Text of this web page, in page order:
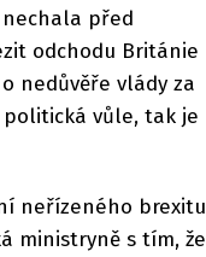
před
odchodu Británie
nedůvěře vlády za
politická vůle, tak je
neřízeného brexitu
ministryně s tím, že